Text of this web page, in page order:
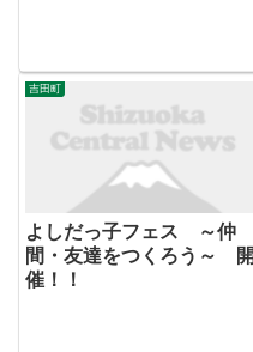
吉田町
よしだっ子フェス ～仲
間・友達をつくろう～ 開
催！！